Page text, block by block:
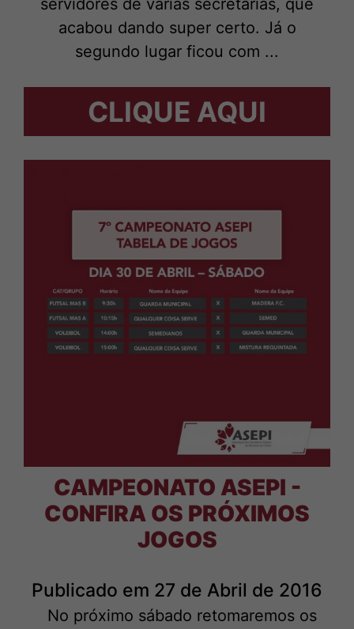
servidores de várias secretarias, que
acabou dando super certo. Já o
segundo lugar ficou com ...
CLIQUE AQUI
CAMPEONATO ASEPI -
CONFIRA OS PRÓXIMOS
JOGOS
Publicado em 27 de Abril de 2016
No próximo sábado retomaremos os